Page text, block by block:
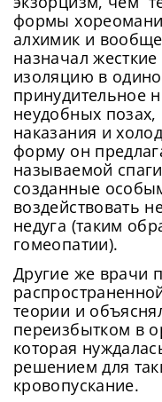
формы
алхимик и
назначал
изоляцию в
принудительное
неудобных позах,
наказания и
форму он
называемой
созданные
воздействовать
недуга (таким
гомеопатии).
Другие же врачи
теории и
переизбытком в
которая
решением для
кровопускание.